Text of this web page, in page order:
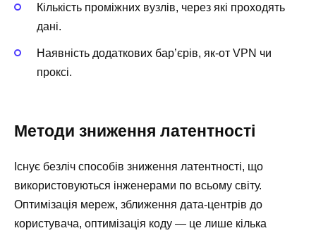
Кількість проміжних вузлів, через які проходять
дані.
Наявність додаткових бар’єрів, як-от VPN чи
проксі.
Методи зниження латентності
Існує безліч способів зниження латентності, що
використовуються інженерами по всьому світу.
Оптимізація мереж, зближення дата-центрів до
користувача, оптимізація коду — це лише кілька